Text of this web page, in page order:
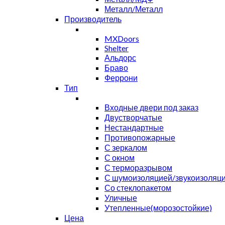
Металл/Металл
Производитель
MXDoors
Shelter
Альдорс
Браво
Феррони
Тип
Входные двери под заказ
Двустворчатые
Нестандартные
Противопожарные
С зеркалом
С окном
С терморазрывом
С шумоизоляцией/
Со стеклопакетом
Уличные
Утепленные(морозостойкие)
Цена